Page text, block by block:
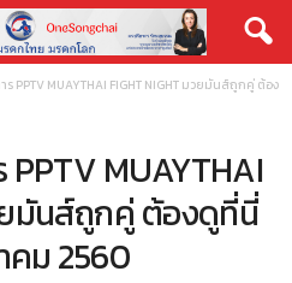
PPTV MUAYTHAI FIGHT NIGHT มวยมันส์ถูกคู่ ต้อง
MUAYTHAI
ยมันส์ถูกคู่ ต้องดูที่นี่
คม 2560